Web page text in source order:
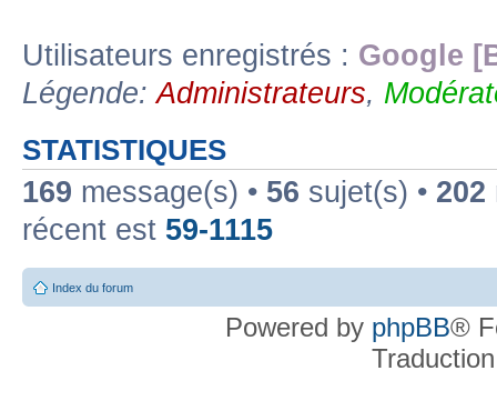
Utilisateurs enregistrés : Google
Légende:Administrateurs,
STATISTIQUES
169 message(s) • 56 sujet(s) • 202
récent est 59-1115
Index du forum
Powered by phpBB®